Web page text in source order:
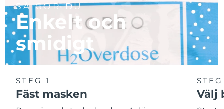
SÅ GÖR DU
Enkelt och
smidigt
STEG 1
Fäst masken Välj